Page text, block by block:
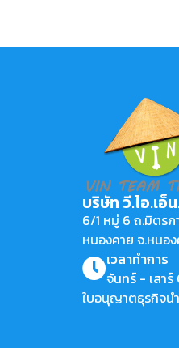
บริษัท วี.ไอ.เอ็
6/1 หมู่ 6 ถ.มิตรภ
หนองคาย จ.หนอ
เวลาทำการ
จันทร์ - เสา
ใบอนุญาตธุรกิจน